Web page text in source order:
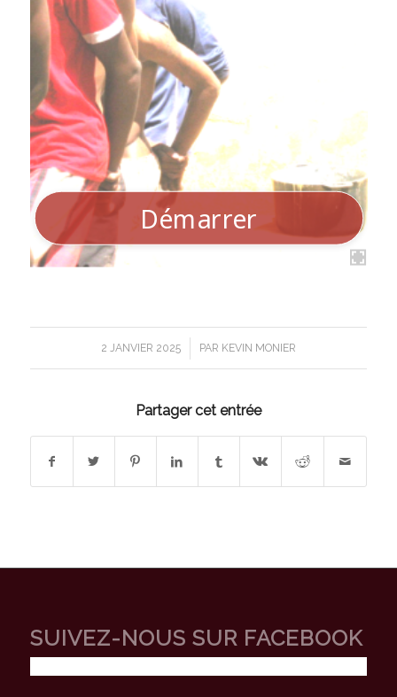
2 JANVIER 2025
/ PAR KEVIN MONIER
Partager cet entrée
SUIVEZ-NOUS SUR FACEBOOK